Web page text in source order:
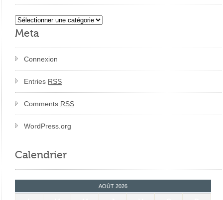
Catégories
Meta
Connexion
Entries RSS
Comments RSS
WordPress.org
Calendrier
AOÛT 2026